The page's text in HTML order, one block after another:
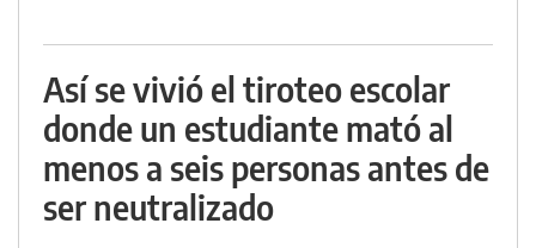
Así se vivió el tiroteo escolar
donde un estudiante mató al
menos a seis personas antes de
ser neutralizado